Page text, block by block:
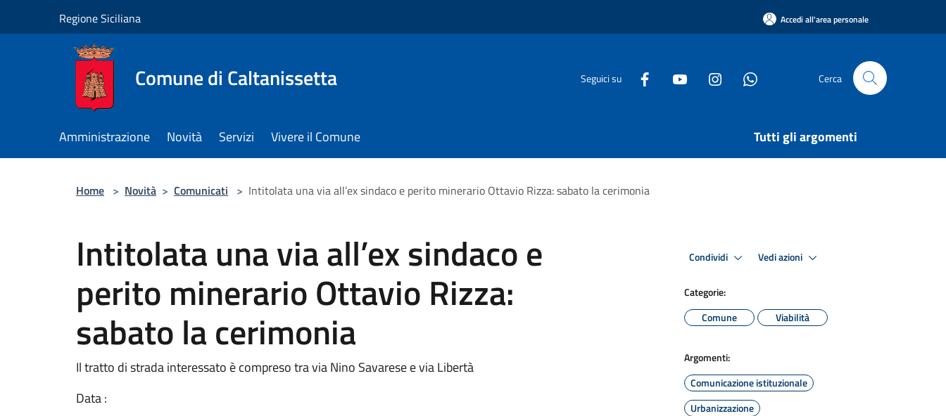
Regione Siciliana Accedi all'area personale
Comune di Caltanissetta Seguici su Cerca
Amministrazione Novità Servizi Vivere il Comune Tutti gli argomenti
Home > Novità > Comunicati > Intitolata una via all’ex sindaco e perito minerario Ottavio Rizza: sabato la cerimonia
Intitolata una via all’ex sindaco e
perito minerario Ottavio Rizza:
sabato la cerimonia
Il tratto di strada interessato è compreso tra via Nino Savarese e via Libertà
Data :
Condividi Vedi azioni
Categorie:
Comune
Viabilità
Argomenti:
Comunicazione istituzionale
Urbanizzazione